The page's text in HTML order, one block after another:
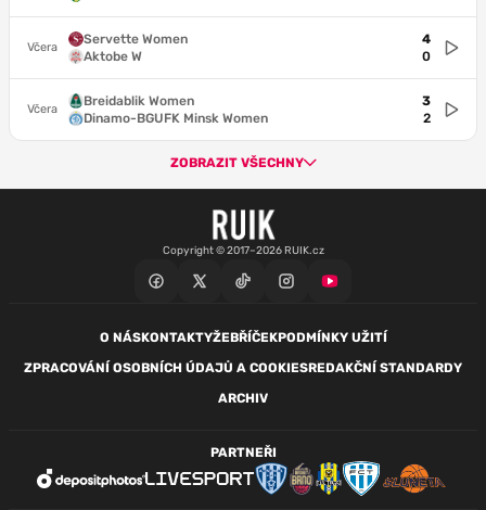
Včera
Servette Women
Aktobe W
4
0
Včera
Breidablik Women
Dinamo-BGUFK Minsk Women
3
2
ZOBRAZIT VŠECHNY
Copyright © 2017–2026 RUIK.cz
O NÁSKONTAKTYŽEBŘÍČEKPODMÍNKY UŽITÍ
ZPRACOVÁNÍ OSOBNÍCH ÚDAJŮ A COOKIESREDAKČNÍ STANDARDY
ARCHIV
PARTNEŘI